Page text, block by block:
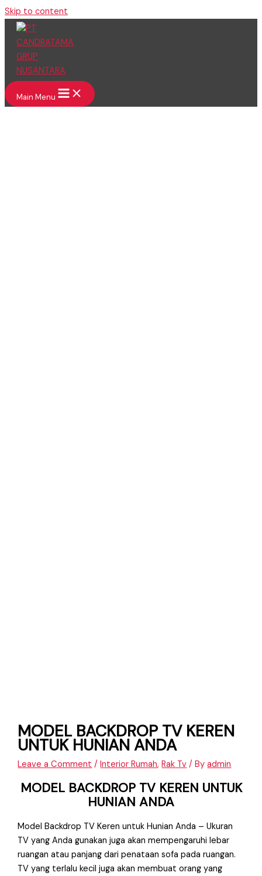
Skip to content
Main Menu
MODEL BACKDROP TV KEREN
UNTUK HUNIAN ANDA
Leave a Comment /Interior Rumah,Rak Tv / Byadmin
MODEL BACKDROP TV KEREN UNTUK
HUNIAN ANDA
Model Backdrop TV Keren untuk Hunian Anda – Ukuran
TV yang Anda gunakan juga akan mempengaruhi lebar
ruangan atau panjang dari penataan sofa pada ruangan.
TV yang terlalu kecil juga akan membuat orang yang